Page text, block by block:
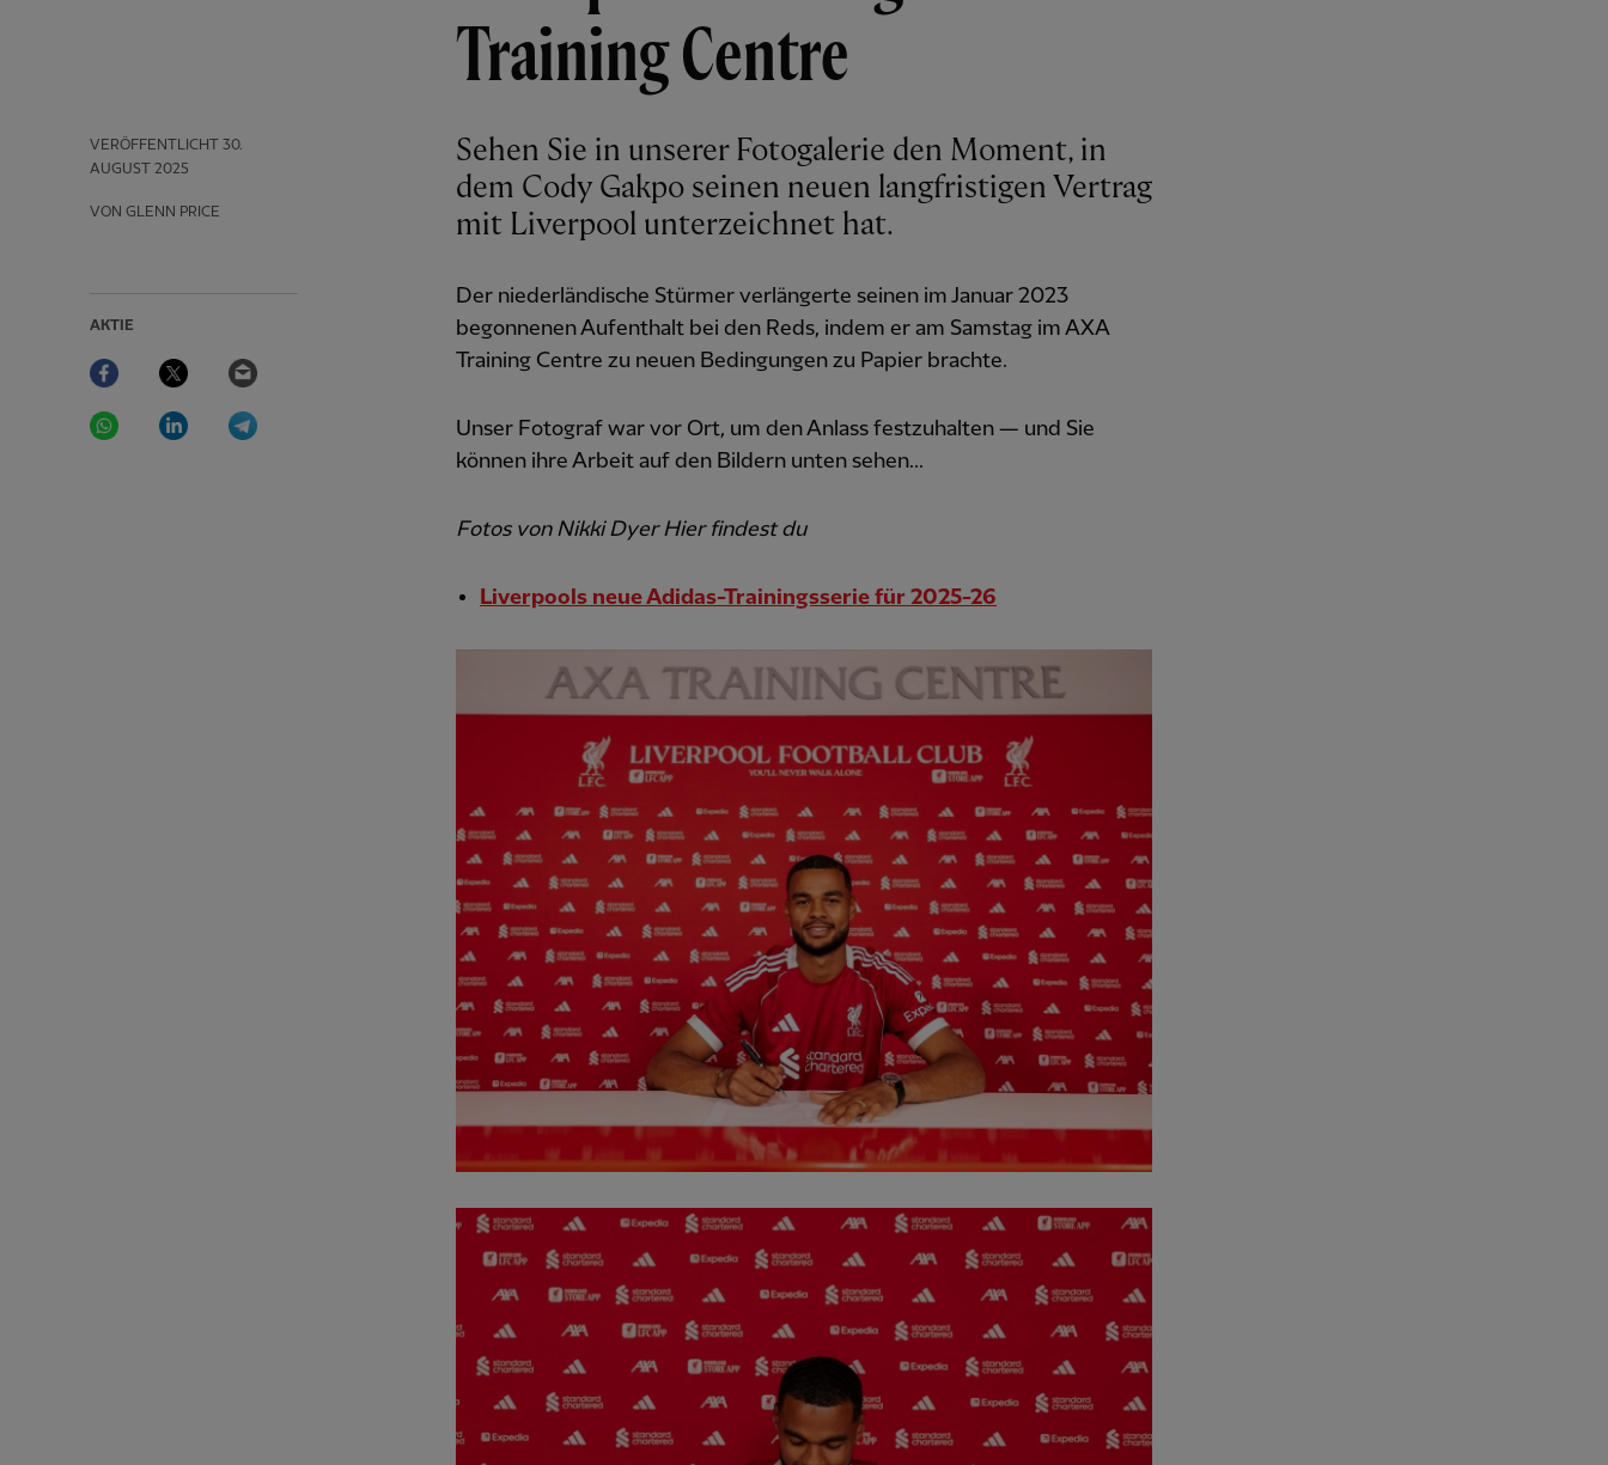
Training Centre
VERÖFFENTLICHT 30.
AUGUST 2025
VON GLENN PRICE
AKTIE
Facebook Twitter
WhatsAppLinkedIn
Sehen Sie in unserer Fotogalerie den Moment, in
dem Cody Gakpo seinen neuen langfristigen Vertrag
mit Liverpool unterzeichnet hat.
Der niederländische Stürmer verlängerte seinen im Januar 2023
begonnenen Aufenthalt bei den Reds, indem er am Samstag im AXA
Training Centre zu neuen Bedingungen zu Papier brachte.
Unser Fotograf war vor Ort, um den Anlass festzuhalten — und Sie
können ihre Arbeit auf den Bildern unten sehen...
Fotos von Nikki Dyer Hier findest du
Liverpools neue Adidas-Trainingsserie für 2025-26